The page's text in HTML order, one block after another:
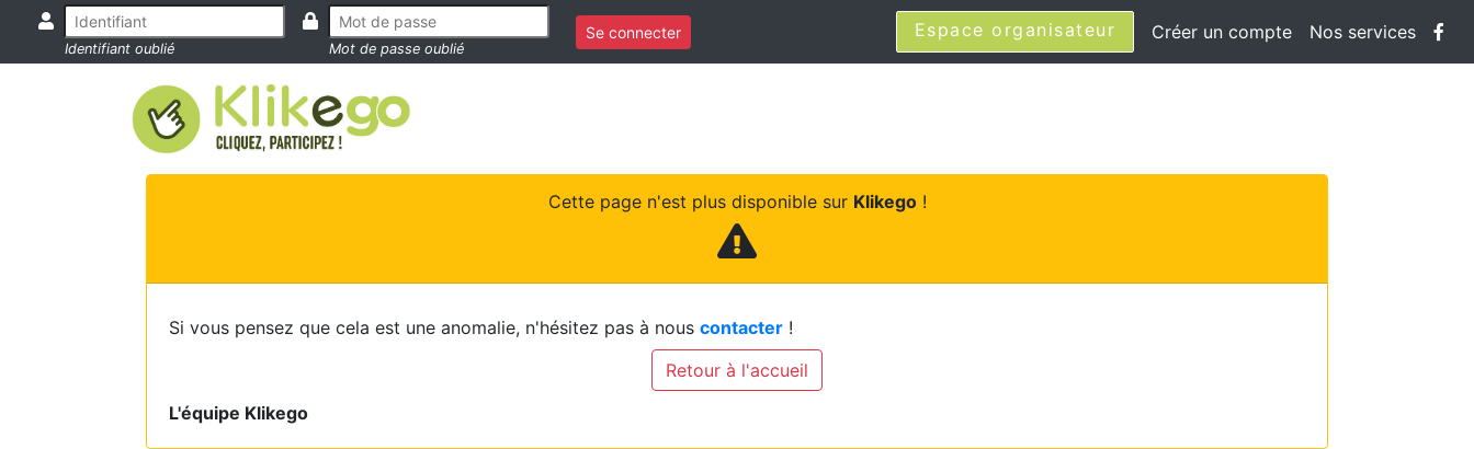
Identifiant oublié Mot de passe oublié
Se connecter Espace organisateur Créer un compte Nos services
Cette page n'est plus disponible sur Klikego!
Si vous pensez que cela est une anomalie, n'hésitez pas à nous contacter !
Retour à l'accueil
L'équipe Klikego